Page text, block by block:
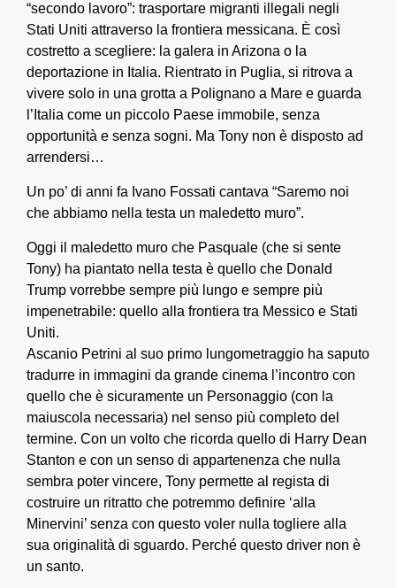
“secondo lavoro”: trasportare migranti illegali negli
Stati Uniti attraverso la frontiera messicana. È così
costretto a scegliere: la galera in Arizona o la
deportazione in Italia. Rientrato in Puglia, si ritrova a
vivere solo in una grotta a Polignano a Mare e guarda
l’Italia come un piccolo Paese immobile, senza
opportunità e senza sogni. Ma Tony non è disposto ad
arrendersi…
Un po’ di anni fa Ivano Fossati cantava “Saremo noi
che abbiamo nella testa un maledetto muro”.
Oggi il maledetto muro che Pasquale (che si sente
Tony) ha piantato nella testa è quello che Donald
Trump vorrebbe sempre più lungo e sempre più
impenetrabile: quello alla frontiera tra Messico e Stati
Uniti.
Ascanio Petrini al suo primo lungometraggio ha saputo
tradurre in immagini da grande cinema l’incontro con
quello che è sicuramente un Personaggio (con la
maiuscola necessaria) nel senso più completo del
termine. Con un volto che ricorda quello di Harry Dean
Stanton e con un senso di appartenenza che nulla
sembra poter vincere, Tony permette al regista di
costruire un ritratto che potremmo definire ‘alla
Minervini’ senza con questo voler nulla togliere alla
sua originalità di sguardo. Perché questo driver non è
un santo.